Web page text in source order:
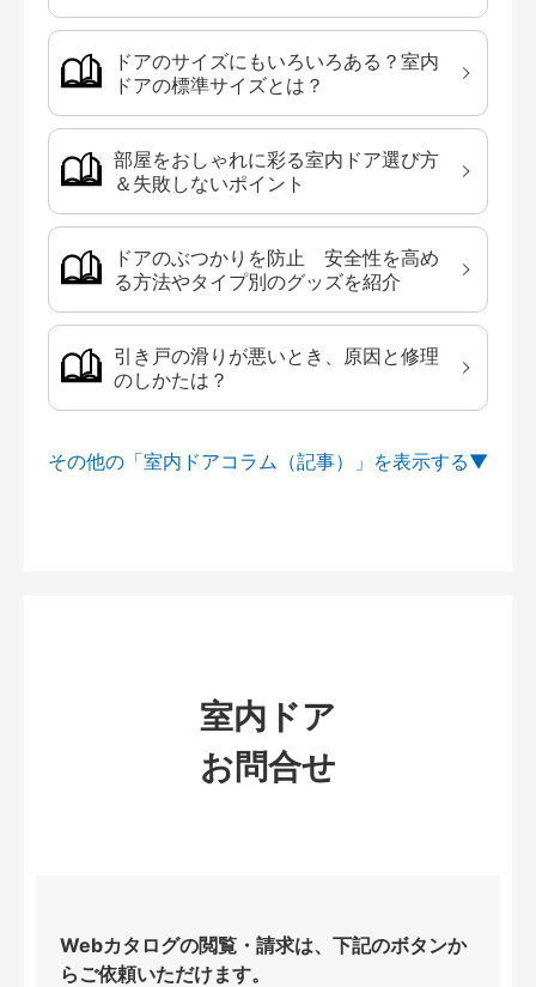
ドアのサイズにもいろいろある？室内
ドアの標準サイズとは？
部屋をおしゃれに彩る室内ドア選び方
＆失敗しないポイント
ドアのぶつかりを防止 安全性を高め
る方法やタイプ別のグッズを紹介
引き戸の滑りが悪いとき、原因と修理
のしかたは？
その他の「室内ドアコラム（記事）」を
室内ドア
お問合せ
Webカタログの閲覧・請求は、下記のボタンか
らご依頼いただけます。